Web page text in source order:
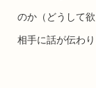
のか（どうして
相手に話が伝わり